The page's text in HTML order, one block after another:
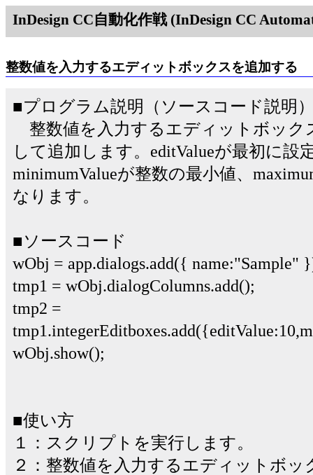
InDesign CC自動化作戦 (InDesign CC
整数値を入力するエディットボックスを追加する
■プログラム説明（ソースコード説明
整数値を入力するエディットボック
して追加します。editValueが最初に設
minimumValueが整数の最小値、
なります。
■ソースコード
wObj = app.dialogs.add({ name:"Sample"
tmp1 = wObj.dialogColumns.add();
tmp2 =
wObj.show();
■使い方
１：スクリプトを実行します。
２：整数値を入力するエディットボ